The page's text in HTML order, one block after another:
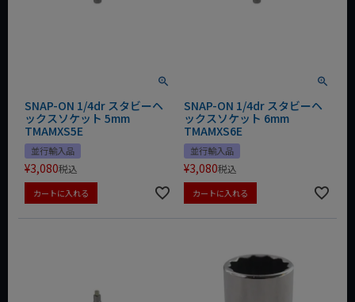
SNAP-ON 1/4dr スタビーヘ
ックスソケット 5mm
TMAMXS5E
並行輸入品
¥3,080税込
カートに入れる
SNAP-ON 1/4dr スタビーヘ
ックスソケット 6mm
TMAMXS6E
並行輸入品
¥3,080税込
カートに入れる